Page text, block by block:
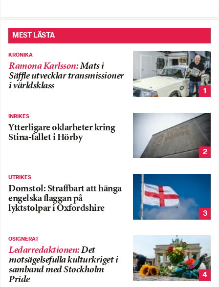
MEST LÄSTA
KRÖNIKA
Ramona Karlsson:Mats i
Säffle utvecklar transmissioner
i världsklass
1
INRIKES
Ytterligare oklarheter kring
Stina-fallet i Hörby
2
UTRIKES
Domstol: Straffbart att hänga
engelska flaggan på
lyktstolpar i Oxfordshire
3
OSIGNERAT
Ledarredaktionen:Det
motsägelsefulla kulturkriget i
samband med Stockholm
Pride
4